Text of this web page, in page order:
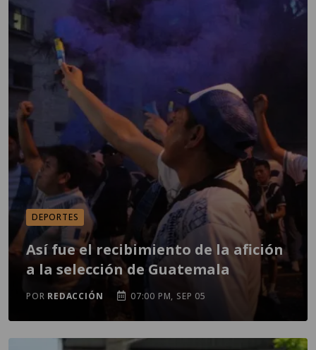
DEPORTES
Así fue el recibimiento de la afición
a la selección de Guatemala
POR REDACCIÓN 07:00 PM, SEP 05